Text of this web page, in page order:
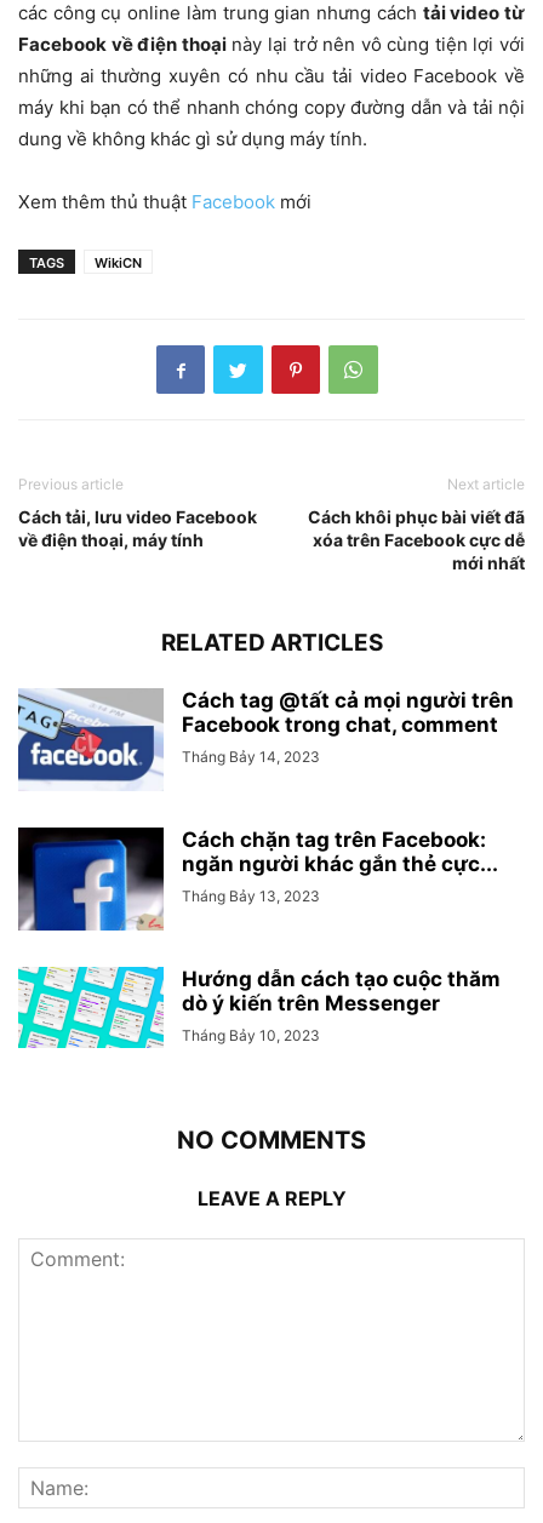
các công cụ online làm trung gian nhưng cách tải video từ
Facebook về điện thoạinày lại trở nên vô cùng tiện lợi với
những ai thường xuyên có nhu cầu tải video Facebook về
máy khi bạn có thể nhanh chóng copy đường dẫn và tải nội
dung về không khác gì sử dụng máy tính.
Xem thêm thủ thuật Facebook mới
TAGS WikiCN
Previous article
Cách tải, lưu video Facebook
về điện thoại, máy tính
Next article
Cách khôi phục bài viết đã
xóa trên Facebook cực dễ
mới nhất
RELATED ARTICLES
Cách tag @tất cả mọi người trên
Facebook trong chat, comment
Tháng Bảy 14, 2023
Cách chặn tag trên Facebook:
ngăn người khác gắn thẻ cực...
Tháng Bảy 13, 2023
Hướng dẫn cách tạo cuộc thăm
dò ý kiến trên Messenger
Tháng Bảy 10, 2023
NO COMMENTS
LEAVE A REPLY